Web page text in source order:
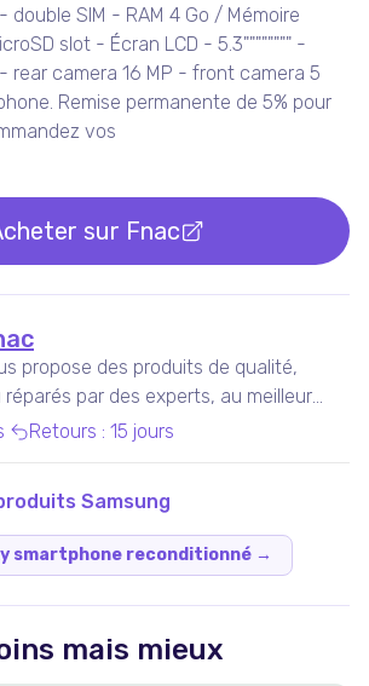
SIM - RAM 4 Go / Mémoire
slot - Écran LCD - 5.3"""""""" -
rear camera 16 MP - front camera 5
Remise permanente de 5% pour
vos
sur Fnac
propose des produits de qualité,
par des experts, au meilleur
Retours : 15 jours
Samsung
smartphone reconditionné →
mais mieux